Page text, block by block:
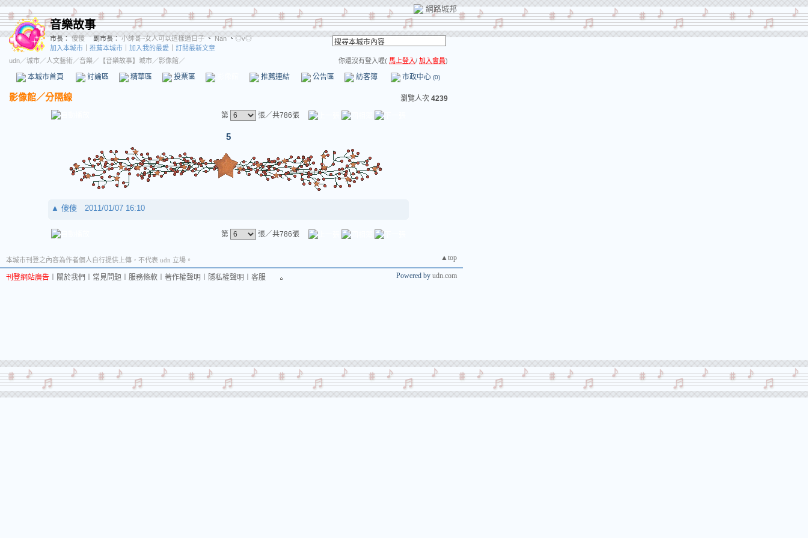
網路城邦
音樂故事
市長： 傻傻 副市長： 小帥哥~女人可以這樣過日子、 Nan、◎v◎
加入本城市
推薦本城市 加入我的最愛
訂閱最新文章
udn／城市／人文藝術／音樂／ 【音樂故事】城市／影像館／ 你還沒有登入喔( 馬上登入/ 加入會員)
本城市首頁 討論區 精華區 投票區 影像館 推薦連結 公告區 訪客簿 市政中心 (0)
影像館／分隔線 瀏覽人次 4239
第
張／共786張
5
▲ 傻傻 2011/01/07 16:10
第 張／共786張
▲top
本城市刊登之內容為作者個人自行提供上傳，不代表 udn 立場。
刊登網站廣告 關於我們 常見問題 服務條款 著作權聲明 隱私權聲明 客服 Powered by udn.com